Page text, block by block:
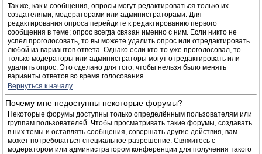
Так же, как и сообщения, опросы могут редактироваться только их
создателями, модераторами или администраторами. Для
редактирования опроса перейдите к редактированию первого
сообщения в теме; опрос всегда связан именно с ним. Если никто не
успел проголосовать, то вы можете удалить опрос или отредактировать
любой из вариантов ответа. Однако если кто-то уже проголосовал, то
только модераторы или администраторы могут отредактировать или
удалить опрос. Это сделано для того, чтобы нельзя было менять
варианты ответов во время голосования.
Вернуться к началу
Почему мне недоступны некоторые форумы?
Некоторые форумы доступны только определённым пользователям или
группам пользователей. Чтобы просматривать такие форумы, создавать
в них темы и оставлять сообщения, совершать другие действия, вам
может потребоваться специальное разрешение. Свяжитесь с
модератором или администратором конференции для получения такого